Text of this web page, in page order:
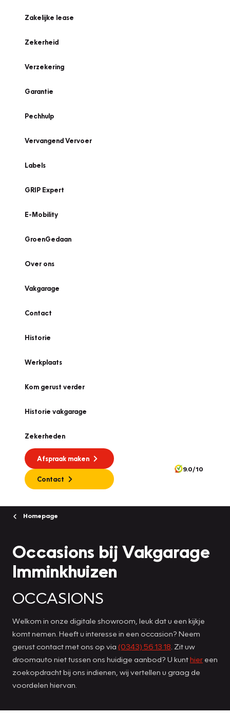
Zakelijke lease
Zekerheid
Verzekering
Garantie
Pechhulp
Vervangend Vervoer
Labels
GRIP Expert
E-Mobility
GroenGedaan
Over ons
Vakgarage
Contact
Historie
Werkplaats
Kom gerust verder
Historie vakgarage
Zekerheden
Afspraak maken
Contact
9.0/10
Homepage
Occasions bij Vakgarage
Imminkhuizen
OCCASIONS
Welkom in onze digitale showroom, leuk dat u een kijkje
komt nemen. Heeft u interesse in een occasion? Neem
gerust contact met ons op via (0343) 56 13 18 . Zit uw
droomauto niet tussen ons huidige aanbod? U kunthier een
zoekopdracht bij ons indienen, wij vertellen u graag de
voordelen hiervan.